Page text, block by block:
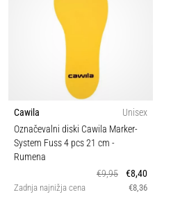
Cawila
Unisex
Označevalni diski Cawila Marker-
System Fuss 4 pcs 21 cm -
Rumena
€9,95
€8,40
Zadnja najnižja cena €8,36